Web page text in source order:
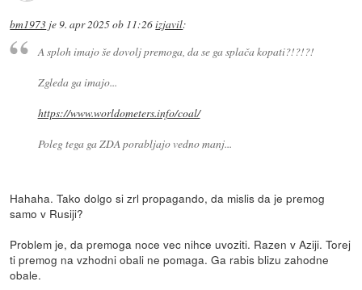
bm1973 je9. apr 2025 ob 11:26izjavil:
A sploh imajo še dovolj premoga, da se ga splača kopati?!?!?!
Zgleda ga imajo...
https://www.worldometers.info/coal/
Poleg tega ga ZDA porabljajo vedno manj...
Hahaha. Tako dolgo si zrl propagando, da mislis da je premog
samo v Rusiji?
Problem je, da premoga noce vec nihce uvoziti. Razen v Aziji. Torej
ti premog na vzhodni obali ne pomaga. Ga rabis blizu zahodne
obale.